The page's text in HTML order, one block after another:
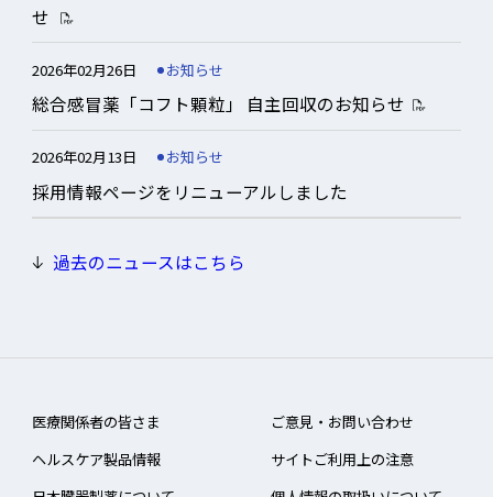
お知らせ
事業活動報告
医療関係者向け
せ
2026年02月26日 お知らせ
総合感冒薬「コフト顆粒」 自主回収のお知らせ
2026年02月13日 お知らせ
採用情報ページをリニューアルしました
過去のニュースはこちら
医療関係者の皆さま
ヘルスケア製品情報
ご意見・お問い合わせ
サイトご利用上の注意